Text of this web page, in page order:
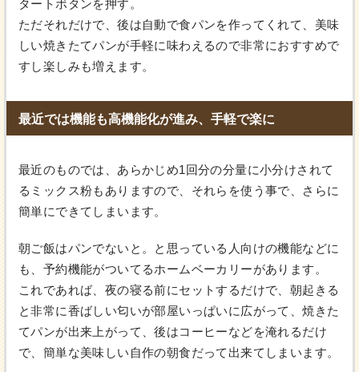
タートボタンを押す。
ただそれだけで、後は自動で食パンを作ってくれて、美味
しい焼きたてパンが手軽に味わえるので非常におすすめで
すし楽しみも増えます。
最近では機能も高機能化が進み、手軽で楽に
最近のものでは、あらかじめ1回分の分量に小分けされて
るミックス粉もありますので、それらを使う事で、さらに
簡単にできてしまいます。
朝ご飯はパンでないと。と思っている人向けの機能などに
も、予約機能がついてるホームベーカリーがあります。
これであれば、夜の寝る前にセットするだけで、朝起きる
と非常に香ばしい匂いが部屋いっぱいに広がって、焼きた
てパンが出来上がって、後はコーヒーなどを淹れるだけ
で、簡単な美味しい自作の朝食だって出来てしまいます。